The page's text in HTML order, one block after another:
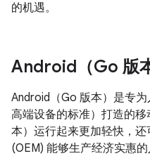
的机遇。
Android（Go 版
Android（Go 版本）是专
高端设备的标准）打造的
本）运行起来更加轻快，
(OEM) 能够生产经济实惠